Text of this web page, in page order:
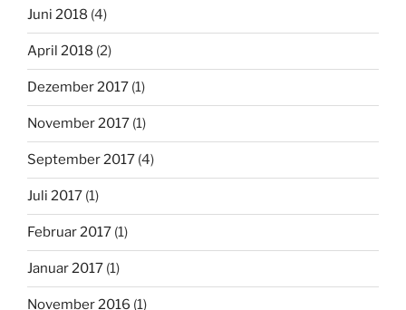
Juni 2018 (4)
April 2018 (2)
Dezember 2017 (1)
November 2017 (1)
September 2017 (4)
Juli 2017 (1)
Februar 2017 (1)
Januar 2017 (1)
November 2016 (1)